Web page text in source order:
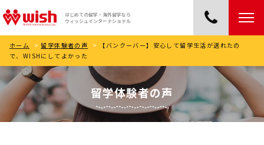
はじめての留学・海外留学なら
ウィッシュインターナショナル
ホーム > 留学体験者の声 >
【バンクーバー】安心して留学生活が送れたの
で、WISHにしてよかった
留学体験者の声